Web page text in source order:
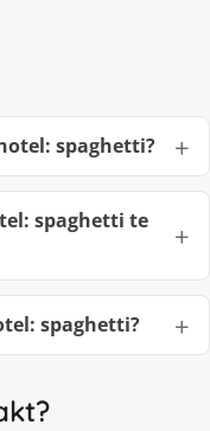
spaghetti?
spaghetti te
spaghetti?